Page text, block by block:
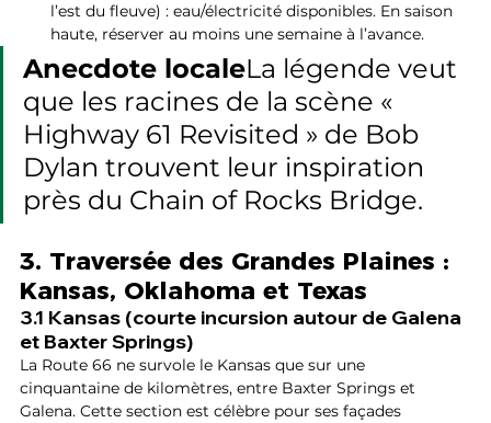
l’est du fleuve) : eau/électricité disponibles. En saison
haute, réserver au moins une semaine à l’avance.
Anecdote localeLa légende veut
que les racines de la scène «
Highway 61 Revisited » de Bob
Dylan trouvent leur inspiration
près du Chain of Rocks Bridge.
3. Traversée des Grandes Plaines :
Kansas, Oklahoma et Texas
3.1 Kansas (courte incursion autour de Galena
et Baxter Springs)
La Route 66 ne survole le Kansas que sur une
cinquantaine de kilomètres, entre Baxter Springs et
Galena. Cette section est célèbre pour ses façades